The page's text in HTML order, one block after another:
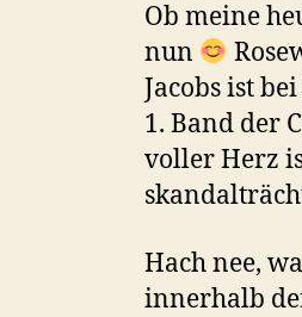
Ob meine
nun
Jacobs ist
1. Band der
voller Herz
Hach nee,
innerhalb